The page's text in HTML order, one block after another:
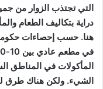
التي تجتذب الزوار من
دراية بتكاليف الطعام
هنا. حسب إحصاءات
المأكولات في المناطق
الشيء. ولكن هناك طرق